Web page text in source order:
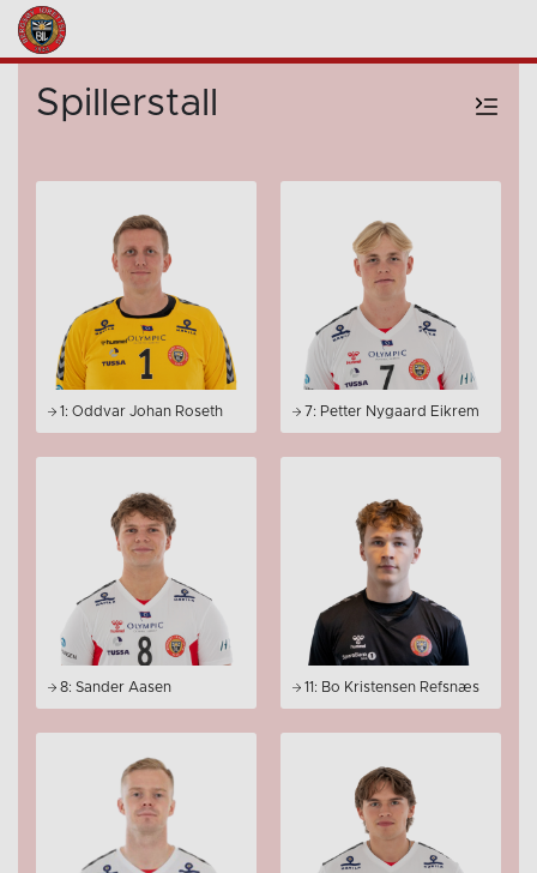
Spillerstall
1: Oddvar Johan Roseth 7: Petter Nygaard Eikrem
8: Sander Aasen 11: Bo Kristensen Refsnæs